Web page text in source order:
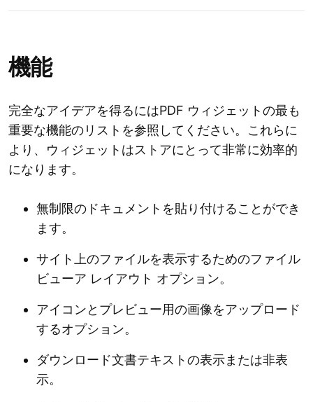
機能
完全なアイデアを得るにはPDF ウィジェットの最も
重要な機能のリストを参照してください。これらに
より、ウィジェットはストアにとって非常に効率的
になります。
無制限のドキュメントを貼り付けることができ
ます。
サイト上のファイルを表示するためのファイル
ビューア レイアウト オプション。
アイコンとプレビュー用の画像をアップロード
するオプション。
ダウンロード文書テキストの表示または非表
示。